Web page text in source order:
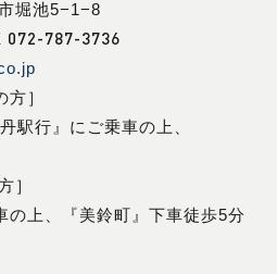
堀池5−1−8
072-787-3736
］
駅行』にご乗車の上、
］
の上、『美鈴町』下車徒歩5分